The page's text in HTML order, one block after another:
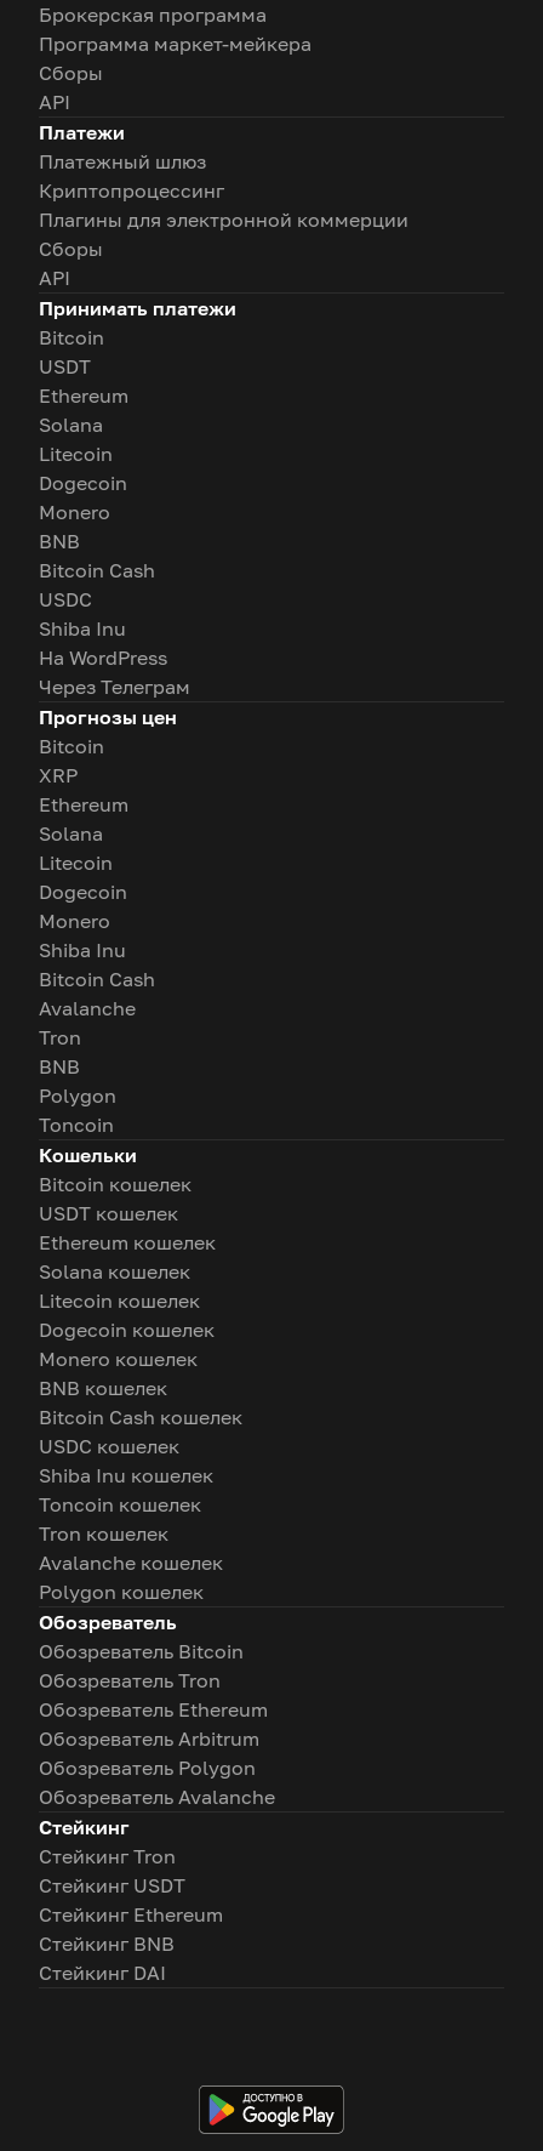
Брокерская программа
Программа маркет-мейкера
Сборы
API
Платежи
Платежный шлюз
Криптопроцессинг
Плагины для электронной коммерции
Сборы
API
Принимать платежи
Bitcoin
USDT
Ethereum
Solana
Litecoin
Dogecoin
Monero
BNB
Bitcoin Cash
USDC
Shiba Inu
На WordPress
Через Телеграм
Прогнозы цен
Bitcoin
XRP
Ethereum
Solana
Litecoin
Dogecoin
Monero
Shiba Inu
Bitcoin Cash
Avalanche
Tron
BNB
Polygon
Toncoin
Кошельки
Bitcoin кошелек
USDT кошелек
Ethereum кошелек
Solana кошелек
Litecoin кошелек
Dogecoin кошелек
Monero кошелек
BNB кошелек
Bitcoin Cash кошелек
USDC кошелек
Shiba Inu кошелек
Toncoin кошелек
Tron кошелек
Avalanche кошелек
Polygon кошелек
Обозреватель
Обозреватель Bitcoin
Обозреватель Tron
Обозреватель Ethereum
Обозреватель Arbitrum
Обозреватель Polygon
Обозреватель Avalanche
Стейкинг
Стейкинг Tron
Стейкинг USDT
Стейкинг Ethereum
Стейкинг BNB
Стейкинг DAI